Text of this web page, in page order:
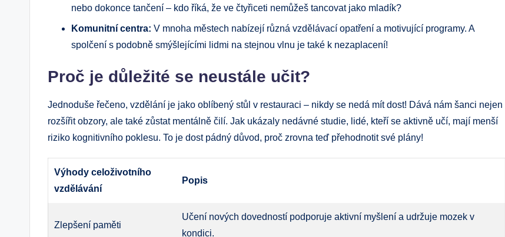
nebo dokonce tančení – kdo říká, že ve čtyřiceti nemůžeš tancovat jako mladík?
Komunitní centra: V mnoha městech nabízejí různá vzdělávací opatření a motivující programy. A
spolčení s podobně smýšlejícími lidmi na stejnou vlnu je také k nezaplacení!
Proč je důležité se neustále učit?
Jednoduše řečeno, vzdělání je jako oblíbený stůl v restauraci – nikdy se nedá mít dost! Dává nám šanci nejen
rozšířit obzory, ale také zůstat mentálně čilí. Jak ukázaly nedávné studie, lidé, kteří se aktivně učí, mají menší
riziko kognitivního poklesu. To je dost pádný důvod, proč zrovna teď přehodnotit své plány!
Výhody celoživotního
vzdělávání
Popis
Zlepšení paměti
Učení nových dovedností podporuje aktivní myšlení a udržuje mozek v
kondici.